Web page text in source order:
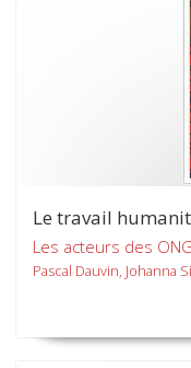
Le travail
Les acteurs des
Pascal Dauvin, Johanna